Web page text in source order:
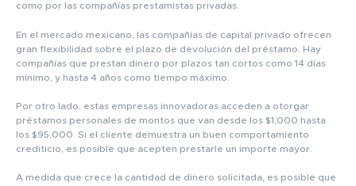
como por las compañías prestamistas privadas.
En el mercado mexicano, las compañías de capital privado ofrecen
gran flexibilidad sobre el plazo de devolución del préstamo. Hay
compañías que prestan dinero por plazos tan cortos como 14 días
mínimo, y hasta 4 años como tiempo máximo.
Por otro lado, estas empresas innovadoras acceden a otorgar
préstamos personales de montos que van desde los $1,000 hasta
los $95,000. Si el cliente demuestra un buen comportamiento
crediticio, es posible que acepten prestarle un importe mayor.
A medida que crece la cantidad de dinero solicitada, es posible que